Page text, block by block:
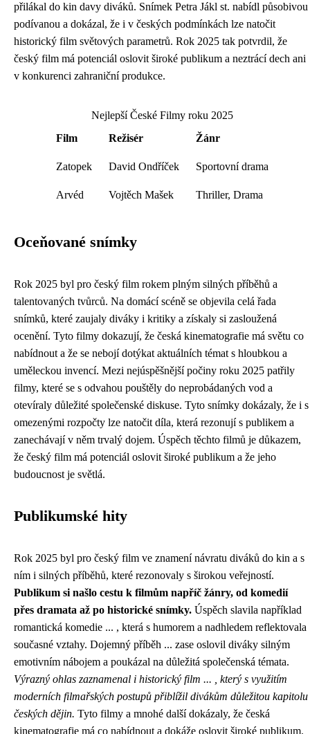
přilákal do kin davy diváků. Snímek Petra Jákl st. nabídl působivou
podívanou a dokázal, že i v českých podmínkách lze natočit
historický film světových parametrů. Rok 2025 tak potvrdil, že
český film má potenciál oslovit široké publikum a neztrácí dech ani
v konkurenci zahraniční produkce.
Nejlepší České Filmy roku 2025
Film
Režisér Žánr
Zatopek David Ondříček Sportovní drama
Arvéd Vojtěch Mašek Thriller, Drama
Oceňované snímky
Rok 2025 byl pro český film rokem plným silných příběhů a
talentovaných tvůrců. Na domácí scéně se objevila celá řada
snímků, které zaujaly diváky i kritiky a získaly si zasloužená
ocenění. Tyto filmy dokazují, že česká kinematografie má světu co
nabídnout a že se nebojí dotýkat aktuálních témat s hloubkou a
uměleckou invencí. Mezi nejúspěšnější počiny roku 2025 patřily
filmy, které se s odvahou pouštěly do neprobádaných vod a
otevíraly důležité společenské diskuse. Tyto snímky dokázaly, že i s
omezenými rozpočty lze natočit díla, která rezonují s publikem a
zanechávají v něm trvalý dojem. Úspěch těchto filmů je důkazem,
že český film má potenciál oslovit široké publikum a že jeho
budoucnost je světlá.
Publikumské hity
Rok 2025 byl pro český film ve znamení návratu diváků do kin a s
ním i silných příběhů, které rezonovaly s širokou veřejností.
Publikum si našlo cestu k filmům napříč žánry, od komedií
přes dramata až po historické snímky. Úspěch slavila například
romantická komedie ... , která s humorem a nadhledem reflektovala
současné vztahy. Dojemný příběh ... zase oslovil diváky silným
emotivním nábojem a poukázal na důležitá společenská témata.
Výrazný ohlas zaznamenal i historický film ... , který s využitím
moderních filmařských postupů přiblížil divákům důležitou kapitolu
českých dějin. Tyto filmy a mnohé další dokázaly, že česká
kinematografie má co nabídnout a dokáže oslovit široké publikum.